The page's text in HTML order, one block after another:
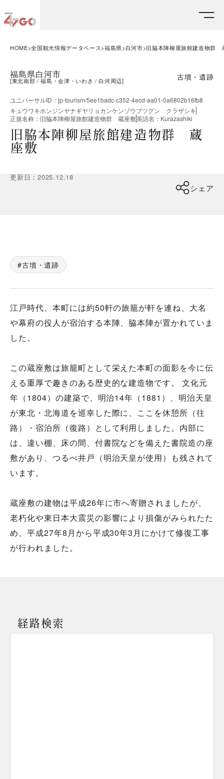
HOME 全国観光情報データベース 福島県 白河市 旧脇本陣柳屋旅館建造物群
福島県白河市
[東北南部 福島・会津・いわき 白河周辺] 古墳・遺跡
ユニバーサルID ： jp-tourism/5ee1badc-c352-4ecd-aa01-0a6802b16fb8
キュウワキホンジンヤナギヤリョカンケンゾウブツグン クラザシキ
正規名称 ： 旧脇本陣柳屋旅館建造物群 蔵座敷英語名 ： Kurazashiki
旧脇本陣柳屋旅館建造物群 蔵
座敷
更新日 ：2025.12.18
シェア
古墳・遺跡
江戸時代、本町には約50軒の旅籠が軒を連ね、大名
や幕府の役人が宿泊する本陣、脇本陣が置かれていま
した。
この蔵座敷は旅籠町として栄えた本町の面影を今に伝
える重厚で趣きのある歴史的な建造物です。 文化元
年（1804）の建築で、明治14年（1881）、明治天皇
が東北・北海道を巡幸した際に、ここを休憩所（往
路）・宿泊所（復路）として利用しました。内部に
は、違い棚、床の間、付書院などを備えた書院造の座
敷があり、つるべ井戸（明治天皇が使用）も残されて
います。
蔵座敷の建物は平成26年に市へ寄贈されましたが、
老朽化や東日本大震災の影響により損傷がみられたた
め、平成27年8月から平成30年3月にかけて修復工事
が行われました。
経路検索